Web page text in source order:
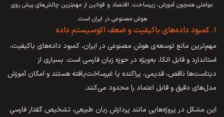
عواملی همچون آموزش، زیرساخت، اقتصاد و قوانین از مهم‌ترین چالش‌های پیش روی
هوش مصنوعی در ایران است.
۱. کمبود داده‌های باکیفیت و ضعف اکوسیستم داده
مهم‌ترین مانع توسعه‌ی هوش مصنوعی در ایران، کمبود داده‌های باکیفیت،
استاندارد و قابل اتکا، به‌ویژه در حوزه زبان فارسی است. بسیاری از
دیتاست‌ها ناقص، قدیمی، پراکنده یا غیرساخت‌یافته هستند و امکان آموزش
مدل‌های دقیق و قابل اعتماد را محدود می‌کنند.
این مشکل در پروژه‌هایی مانند پردازش زبان طبیعی، تشخیص گفتار فارسی